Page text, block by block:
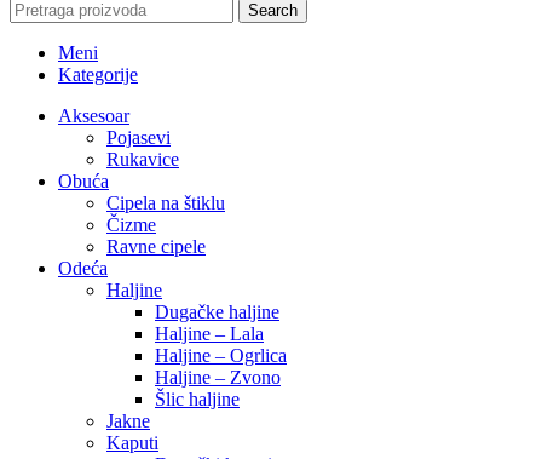
Search
Meni
Kategorije
Aksesoar
Pojasevi
Rukavice
Obuća
Cipela na štiklu
Čizme
Ravne cipele
Odeća
Haljine
Dugačke haljine
Haljine – Lala
Haljine – Ogrlica
Haljine – Zvono
Šlic haljine
Jakne
Kaputi